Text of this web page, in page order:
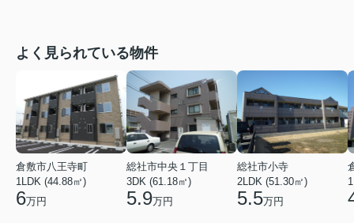
よく見られている物件
倉敷市八王寺町
1LDK (44.88㎡)
6万円
総社市中央１丁目
3DK (61.18㎡)
5.9万円
総社市小寺
2LDK (51.30㎡)
5.5万円